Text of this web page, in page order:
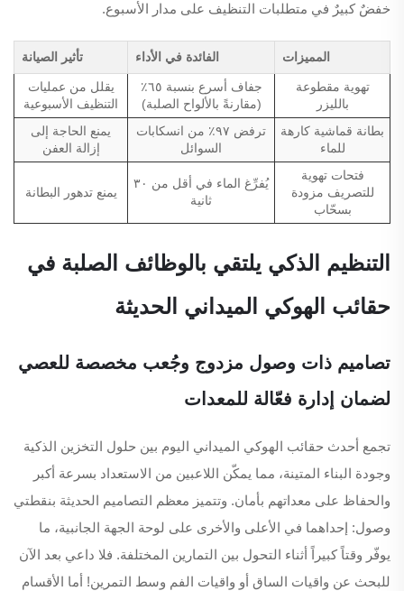
خفضٌ كبيرٌ في متطلبات التنظيف على مدار الأسبوع.
المميزات الفائدة في الأداء تأثير الصيانة
تهوية مقطوعة
بالليزر
جفاف أسرع بنسبة ٦٥٪
(مقارنةً بالألواح الصلبة)
يقلل من عمليات
التنظيف الأسبوعية
بطانة قماشية كارهة
للماء
ترفض ٩٧٪ من انسكابات
السوائل
يمنع الحاجة إلى
إزالة العفن
فتحات تهوية
للتصريف مزودة
بسحّاب
يُفرِّغ الماء في أقل من ٣٠
ثانية
يمنع تدهور البطانة
التنظيم الذكي يلتقي بالوظائف الصلبة في
حقائب الهوكي الميداني الحديثة
تصاميم ذات وصول مزدوج وجُعب مخصصة للعصي
لضمان إدارة فعّالة للمعدات
تجمع أحدث حقائب الهوكي الميداني اليوم بين حلول التخزين الذكية
وجودة البناء المتينة، مما يمكّن اللاعبين من الاستعداد بسرعة أكبر
والحفاظ على معداتهم بأمان. وتتميز معظم التصاميم الحديثة بنقطتي
وصول: إحداهما في الأعلى والأخرى على لوحة الجهة الجانبية، ما
يوفّر وقتاً كبيراً أثناء التحول بين التمارين المختلفة. فلا داعي بعد الآن
للبحث عن واقيات الساق أو واقيات الفم وسط التمرين! أما الأقسام